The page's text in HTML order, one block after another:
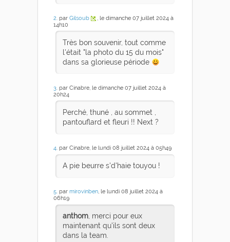
2. par Gilsoub
, le dimanche 07 juillet 2024 à
14h10
Très bon souvenir, tout comme
l'était "la photo du 15 du mois"
dans sa glorieuse période
3. par Cinabre, le dimanche 07 juillet 2024 à
20h24
Perché, thuné , au sommet ,
pantouflard et fleuri !! Next ?
4. par Cinabre, le lundi 08 juillet 2024 à 05h49
A pie beurre s'd'haie touyou !
5. par mirovinben, le lundi 08 juillet 2024 à
06h19
anthom, merci pour eux
maintenant qu'ils sont deux
dans la team.